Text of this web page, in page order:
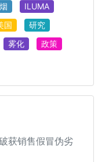
ILUMA
国
研究
雾化
政策
获销售假冒伪劣